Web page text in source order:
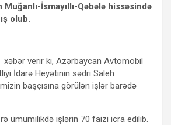
İsmayıllı-Qəbələ hissəsində
olub.
xəbər verir ki, Azərbaycan Avtomobil
İdarə Heyətinin sədri Saleh
başçısına görülən işlər barədə
ümumilikdə işlərin 70 faizi icra edilib.